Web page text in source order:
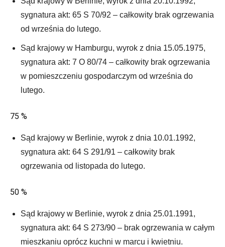
sygnatura akt: 65 S 70/92 – całkowity brak ogrzewania
od września do lutego.
Sąd krajowy w Hamburgu, wyrok z dnia 15.05.1975,
sygnatura akt: 7 O 80/74 – całkowity brak ogrzewania
w pomieszczeniu gospodarczym od września do
lutego.
75 %
Sąd krajowy w Berlinie, wyrok z dnia 10.01.1992,
sygnatura akt: 64 S 291/91 – całkowity brak
ogrzewania od listopada do lutego.
50 %
Sąd krajowy w Berlinie, wyrok z dnia 25.01.1991,
sygnatura akt: 64 S 273/90 – brak ogrzewania w całym
mieszkaniu oprócz kuchni w marcu i kwietniu.